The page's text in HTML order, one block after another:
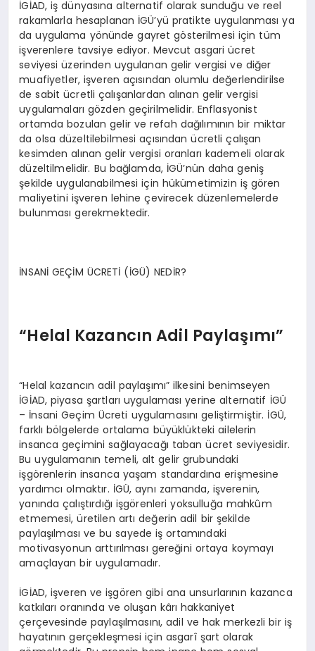
İGİAD, iş dünyasına alternatif olarak sunduğu ve reel
rakamlarla hesaplanan İGÜ’yü pratikte uygulanması ya
da uygulama yönünde gayret gösterilmesi için tüm
işverenlere tavsiye ediyor. Mevcut asgari ücret
seviyesi üzerinden uygulanan gelir vergisi ve diğer
muafiyetler, işveren açısından olumlu değerlendirilse
de sabit ücretli çalışanlardan alınan gelir vergisi
uygulamaları gözden geçirilmelidir. Enflasyonist
ortamda bozulan gelir ve refah dağılımının bir miktar
da olsa düzeltilebilmesi açısından ücretli çalışan
kesimden alınan gelir vergisi oranları kademeli olarak
düzeltilmelidir. Bu bağlamda, İGÜ’nün daha geniş
şekilde uygulanabilmesi için hükümetimizin iş gören
maliyetini işveren lehine çevirecek düzenlemelerde
bulunması gerekmektedir.
İNSANİ GEÇİM ÜCRETİ (İGÜ) NEDİR?
“Helal Kazancın Adil Paylaşımı”
“Helal kazancın adil paylaşımı” ilkesini benimseyen
İGİAD, piyasa şartları uygulaması yerine alternatif İGÜ
– İnsani Geçim Ücreti uygulamasını geliştirmiştir. İGÜ,
farklı bölgelerde ortalama büyüklükteki ailelerin
insanca geçimini sağlayacağı taban ücret seviyesidir.
Bu uygulamanın temeli, alt gelir grubundaki
işgörenlerin insanca yaşam standardına erişmesine
yardımcı olmaktır. İGÜ, aynı zamanda, işverenin,
yanında çalıştırdığı işgörenleri yoksulluğa mahkûm
etmemesi, üretilen artı değerin adil bir şekilde
paylaşılması ve bu sayede iş ortamındaki
motivasyonun arttırılması gereğini ortaya koymayı
amaçlayan bir uygulamadır.
İGİAD, işveren ve işgören gibi ana unsurlarının kazanca
katkıları oranında ve oluşan kârı hakkaniyet
çerçevesinde paylaşılmasını, adil ve hak merkezli bir iş
hayatının gerçekleşmesi için asgarî şart olarak